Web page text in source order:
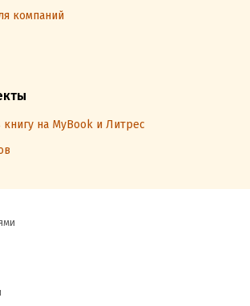
компаний
на MyBook и Литрес